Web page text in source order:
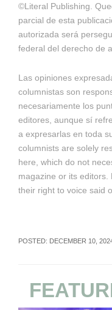
©Literal Publishing.
parcial de esta
autorizada será
federal del derecho de
Las opiniones
columnistas son
necesariamente los
editores, aunque sí
a expresarlas en toda
columnists are solely
here, which do not
magazine or its
their right to voice said
POSTED: DECEMBER 10,